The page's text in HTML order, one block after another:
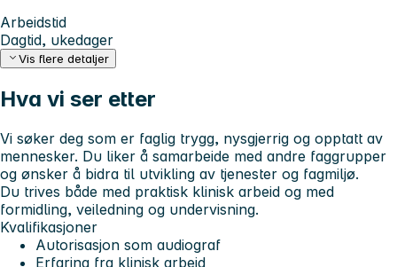
Arbeidstid
Dagtid, ukedager
Vis flere detaljer
Hva vi ser etter
Vi søker deg som er faglig trygg, nysgjerrig og opptatt av
mennesker. Du liker å samarbeide med andre faggrupper
og ønsker å bidra til utvikling av tjenester og fagmiljø.
Du trives både med praktisk klinisk arbeid og med
formidling, veiledning og undervisning.
Kvalifikasjoner
Autorisasjon som audiograf
Erfaring fra klinisk arbeid